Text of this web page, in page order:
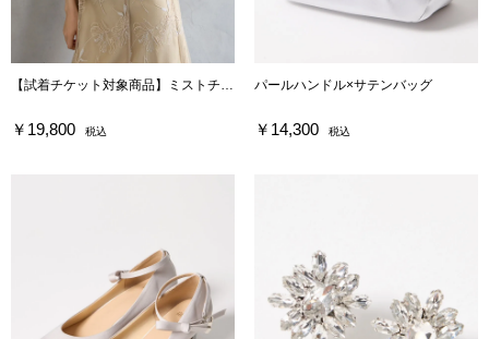
￥19,800 税込
パールハンドル×サテンバッグ
￥14,300 税込